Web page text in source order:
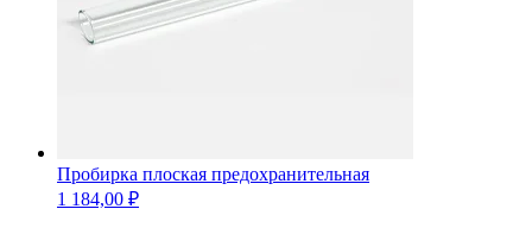
Пробирка плоская предохранительная
1 184,00 ₽